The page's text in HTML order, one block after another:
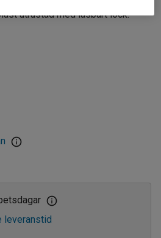
utrustad med låsbart lock.
leveranstid